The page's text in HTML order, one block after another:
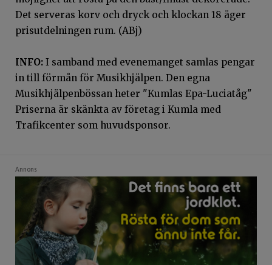
Det serveras korv och dryck och klockan 18 äger
prisutdelningen rum. (ABj)
INFO: I samband med evenemanget samlas pengar
in till förmån för Musikhjälpen. Den egna
Musikhjälpenbössan heter "Kumlas Epa-Luciatåg"
Priserna är skänkta av företag i Kumla med
Trafikcenter som huvudsponsor.
Annons